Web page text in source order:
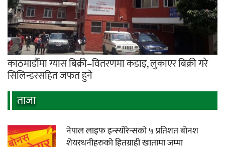
काठमाडौँमा ग्यास बिक्री–वितरणमा कडाइ, लुकाएर बिक्री गरे
सिलिन्डरसहित जफत हुने
ताजा
नेपाल लाइफ इन्स्योरेन्सको ५ प्रतिशत बोनश
शेयरधनीहरुको हितग्राही खातामा जम्मा